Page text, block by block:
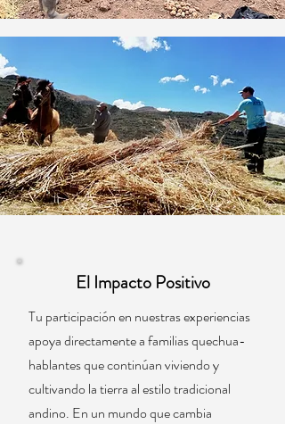
El Impacto Positivo
Tu participación en nuestras experiencias
apoya directamente a familias quechua-
hablantes que continúan viviendo y
cultivando la tierra al estilo tradicional
andino. En un mundo que cambia